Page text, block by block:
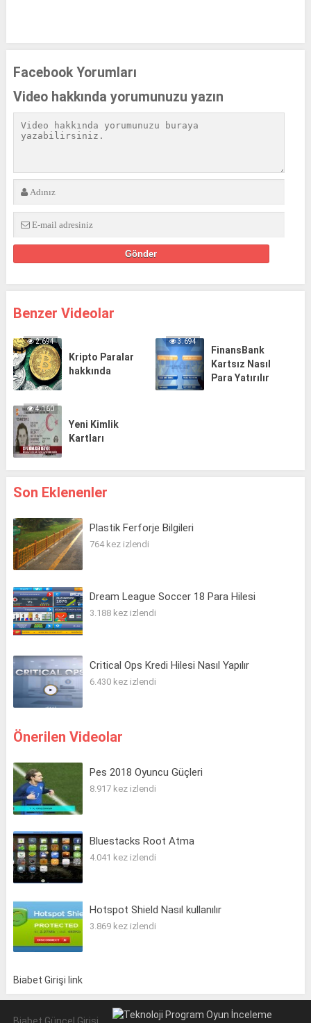
Facebook Yorumları
Video hakkında yorumunuzu yazın
Benzer Videolar
2.694
Kripto Paralar
hakkında
3.694
FinansBank
Kartsız Nasıl
Para Yatırılır
4.160
Yeni Kimlik
Kartları
Son Eklenenler
Plastik Ferforje Bilgileri
764 kez izlendi
Dream League Soccer 18 Para Hilesi
3.188 kez izlendi
Critical Ops Kredi Hilesi Nasıl Yapılır
6.430 kez izlendi
Önerilen Videolar
Pes 2018 Oyuncu Güçleri
8.917 kez izlendi
Bluestacks Root Atma
4.041 kez izlendi
Hotspot Shield Nasıl kullanılır
3.869 kez izlendi
Biabet Girişi link
Biabet Güncel Girişi